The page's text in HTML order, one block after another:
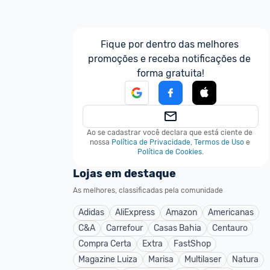
Fique por dentro das melhores
promoções e receba notificações de
forma gratuita!
Ao se cadastrar você declara que está ciente de
nossa Política de Privacidade, Termos de Uso e
Política de Cookies.
Lojas em destaque
As melhores, classificadas pela comunidade
Adidas AliExpress Amazon
Americanas
C&A
Carrefour Casas Bahia
Centauro
Compra Certa
Extra
FastShop
Magazine Luiza
Marisa Multilaser Natura